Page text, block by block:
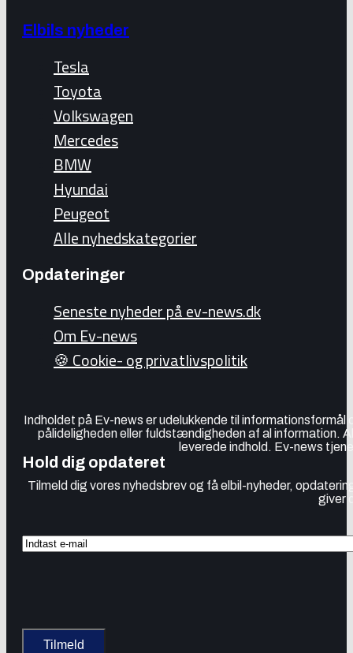
Elbils nyheder
Tesla
Toyota
Volkswagen
Mercedes
BMW
Hyundai
Peugeot
Alle nyhedskategorier
Opdateringer
Seneste nyheder på ev-news.dk
Om Ev-news
🍪 Cookie- og privatlivspolitik
Indholdet på Ev-news er udelukkende til
pålideligheden eller fuldstændigheden af al information.
leverede indhold. Ev-news
Hold dig opdateret
Tilmeld dig vores nyhedsbrev og få elbil-nyheder,
giver